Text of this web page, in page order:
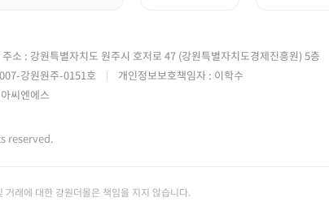
주소 : 강원특별자치도 원주시 호저로 47 (강원특별자치도경제진흥원) 5층
강원원주-0151호
개인정보보호책임자 : 이학수
씨엔에스
reserved.
래에 대한 강원더몰은 책임을 지지 않습니다.